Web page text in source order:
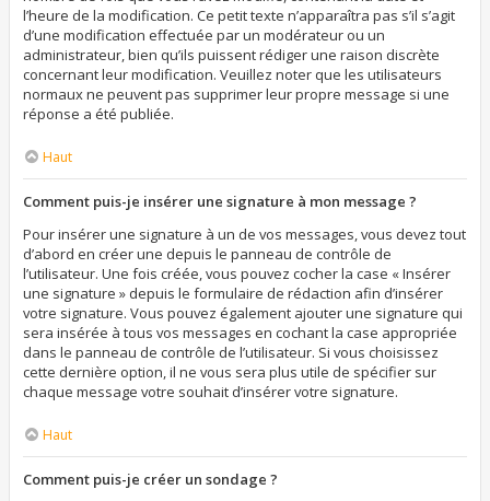
l’heure de la modification. Ce petit texte n’apparaîtra pas s’il s’agit
d’une modification effectuée par un modérateur ou un
administrateur, bien qu’ils puissent rédiger une raison discrète
concernant leur modification. Veuillez noter que les utilisateurs
normaux ne peuvent pas supprimer leur propre message si une
réponse a été publiée.
Haut
Comment puis-je insérer une signature à mon message ?
Pour insérer une signature à un de vos messages, vous devez tout
d’abord en créer une depuis le panneau de contrôle de
l’utilisateur. Une fois créée, vous pouvez cocher la case « Insérer
une signature » depuis le formulaire de rédaction afin d’insérer
votre signature. Vous pouvez également ajouter une signature qui
sera insérée à tous vos messages en cochant la case appropriée
dans le panneau de contrôle de l’utilisateur. Si vous choisissez
cette dernière option, il ne vous sera plus utile de spécifier sur
chaque message votre souhait d’insérer votre signature.
Haut
Comment puis-je créer un sondage ?